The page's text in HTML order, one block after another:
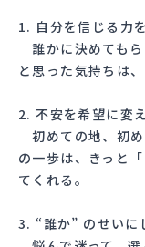
1. 自分を信じる力
誰かに決めてもら
と思った気持ちは
2. 不安を希望に変
初めての地、初
の一歩は、きっと
てくれる。
3. “誰か” のせいに